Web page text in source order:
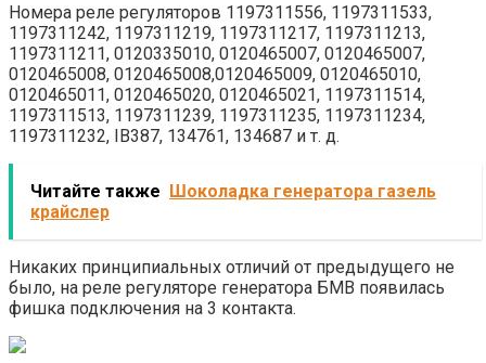
Номера реле регуляторов 1197311556, 1197311533,
1197311242, 1197311219, 1197311217, 1197311213,
1197311211, 0120335010, 0120465007, 0120465007,
0120465008, 0120465008,0120465009, 0120465010,
0120465011, 0120465020, 0120465021, 1197311514,
1197311513, 1197311239, 1197311235, 1197311234,
1197311232, IB387, 134761, 134687 и т. д.
Читайте также Шоколадка генератора газель
крайслер
Никаких принципиальных отличий от предыдущего не
было, на реле регуляторе генератора БМВ появилась
фишка подключения на 3 контакта.